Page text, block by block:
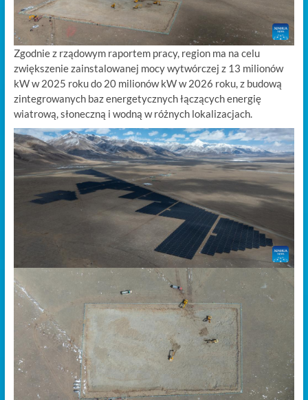
Zgodnie z rządowym raportem pracy, region ma na celu
zwiększenie zainstalowanej mocy wytwórczej z 13 milionów
kW w 2025 roku do 20 milionów kW w 2026 roku, z budową
zintegrowanych baz energetycznych łączących energię
wiatrową, słoneczną i wodną w różnych lokalizacjach.